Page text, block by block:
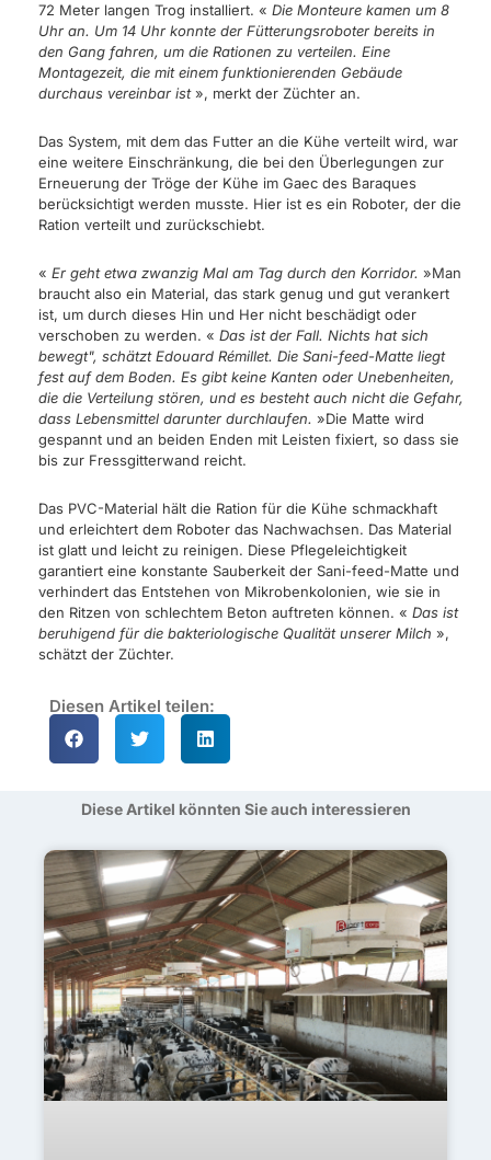
72 Meter langen Trog installiert. « Die Monteure kamen um 8
Uhr an. Um 14 Uhr konnte der Fütterungsroboter bereits in
den Gang fahren, um die Rationen zu verteilen. Eine
Montagezeit, die mit einem funktionierenden Gebäude
durchaus vereinbar ist», merkt der Züchter an.
Das System, mit dem das Futter an die Kühe verteilt wird, war
eine weitere Einschränkung, die bei den Überlegungen zur
Erneuerung der Tröge der Kühe im Gaec des Baraques
berücksichtigt werden musste. Hier ist es ein Roboter, der die
Ration verteilt und zurückschiebt.
« Er geht etwa zwanzig Mal am Tag durch den Korridor. »Man
braucht also ein Material, das stark genug und gut verankert
ist, um durch dieses Hin und Her nicht beschädigt oder
verschoben zu werden. « Das ist der Fall. Nichts hat sich
bewegt", schätzt Edouard Rémillet. Die Sani-feed-Matte liegt
fest auf dem Boden. Es gibt keine Kanten oder Unebenheiten,
die die Verteilung stören, und es besteht auch nicht die Gefahr,
dass Lebensmittel darunter durchlaufen. »Die Matte wird
gespannt und an beiden Enden mit Leisten fixiert, so dass sie
bis zur Fressgitterwand reicht.
Das PVC-Material hält die Ration für die Kühe schmackhaft
und erleichtert dem Roboter das Nachwachsen. Das Material
ist glatt und leicht zu reinigen. Diese Pflegeleichtigkeit
garantiert eine konstante Sauberkeit der Sani-feed-Matte und
verhindert das Entstehen von Mikrobenkolonien, wie sie in
den Ritzen von schlechtem Beton auftreten können. « Das ist
beruhigend für die bakteriologische Qualität unserer Milch »,
schätzt der Züchter.
Diesen Artikel teilen:
Diese Artikel könnten Sie auch interessieren